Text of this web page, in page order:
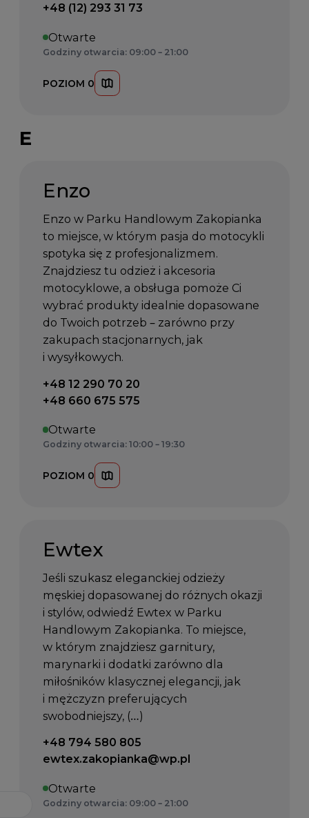
+48 (12) 293 31 73
Otwarte
Godziny otwarcia: 09:00 – 21:00
POZIOM 0
E
Enzo
Enzo w Parku Handlowym Zakopianka
to miejsce, w którym pasja do motocykli
spotyka się z profesjonalizmem.
Znajdziesz tu odzież i akcesoria
motocyklowe, a obsługa pomoże Ci
wybrać produkty idealnie dopasowane
do Twoich potrzeb – zarówno przy
zakupach stacjonarnych, jak
i wysyłkowych.
Telefon kontaktowy:
+48 12 290 70 20
+48 660 675 575
Otwarte
Godziny otwarcia: 10:00 – 19:30
POZIOM 0
Ewtex
Jeśli szukasz eleganckiej odzieży
męskiej dopasowanej do różnych okazji
i stylów, odwiedź Ewtex w Parku
Handlowym Zakopianka. To miejsce,
w którym znajdziesz garnitury,
marynarki i dodatki zarówno dla
miłośników klasycznej elegancji, jak
i mężczyzn preferujących
swobodniejszy, (…)
Telefon kontaktowy:
+48 794 580 805
Email kontaktowy:
ewtex.zakopianka@wp.pl
Otwarte
Godziny otwarcia: 09:00 – 21:00